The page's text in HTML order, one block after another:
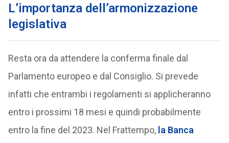
L’importanza dell’armonizzazione
legislativa
Resta ora da attendere la conferma finale dal
Parlamento europeo e dal Consiglio. Si prevede
infatti che entrambi i regolamenti si applicheranno
entro i prossimi 18 mesi e quindi probabilmente
entro la fine del 2023. Nel Frattempo, la Banca